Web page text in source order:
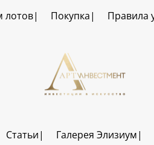
лотов Покупка Правила
Статьи Галерея Элизиум